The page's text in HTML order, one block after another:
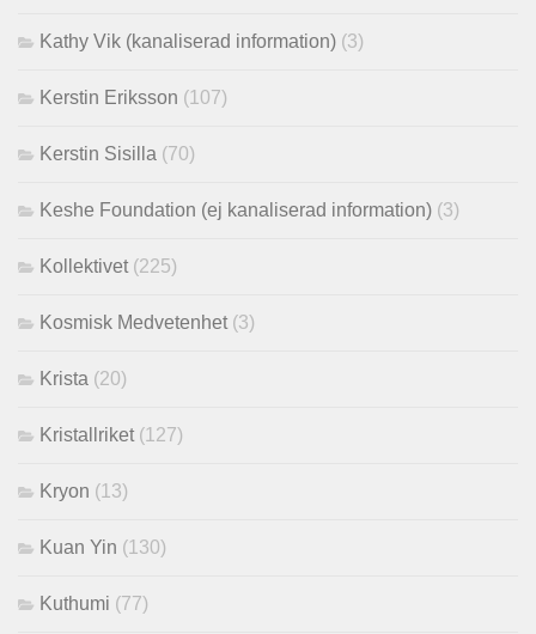
Kathy Vik (kanaliserad information) (3)
Kerstin Eriksson (107)
Kerstin Sisilla (70)
Keshe Foundation (ej kanaliserad information) (3)
Kollektivet (225)
Kosmisk Medvetenhet (3)
Krista (20)
Kristallriket (127)
Kryon (13)
Kuan Yin (130)
Kuthumi (77)